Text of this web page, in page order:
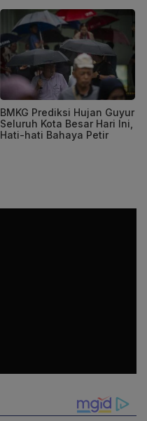
BMKG Prediksi Hujan Guyur
Seluruh Kota Besar Hari Ini,
Hati-hati Bahaya Petir